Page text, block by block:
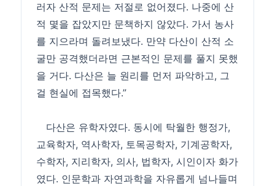
러자 산적 문제는 저절로 없어졌다. 나중에 산
적 몇을 잡았지만 문책하지 않았다. 가서 농사
를 지으라며 돌려보냈다. 만약 다산이 산적 소
굴만 공격했더라면 근본적인 문제를 풀지 못했
을 거다. 다산은 늘 원리를 먼저 파악하고, 그
걸 현실에 접목했다.”
다산은 유학자였다. 동시에 탁월한 행정가,
교육학자, 역사학자, 토목공학자, 기계공학자,
수학자, 지리학자, 의사, 법학자, 시인이자 화가
였다. 인문학과 자연과학을 자유롭게 넘나들며